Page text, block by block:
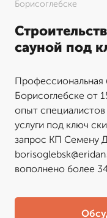
Борисоглебске
сауной под
Профессиональная
Борисоглебске от
опыт специалистов
услуги под ключ
запрос КП Семену
вополнено более